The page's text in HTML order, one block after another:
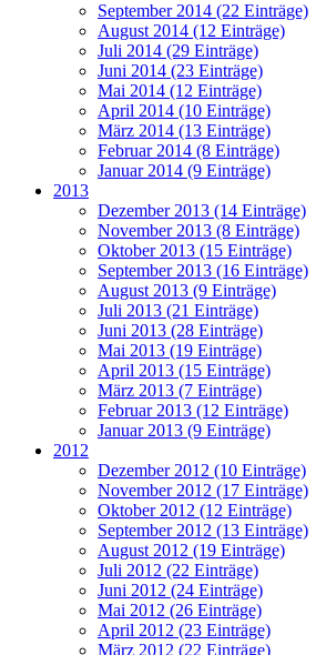
September 2014 (22 Einträge)
August 2014 (12 Einträge)
Juli 2014 (29 Einträge)
Juni 2014 (23 Einträge)
Mai 2014 (12 Einträge)
April 2014 (10 Einträge)
März 2014 (13 Einträge)
Februar 2014 (8 Einträge)
Januar 2014 (9 Einträge)
2013
Dezember 2013 (14 Einträge)
November 2013 (8 Einträge)
Oktober 2013 (15 Einträge)
September 2013 (16 Einträge)
August 2013 (9 Einträge)
Juli 2013 (21 Einträge)
Juni 2013 (28 Einträge)
Mai 2013 (19 Einträge)
April 2013 (15 Einträge)
März 2013 (7 Einträge)
Februar 2013 (12 Einträge)
Januar 2013 (9 Einträge)
2012
Dezember 2012 (10 Einträge)
November 2012 (17 Einträge)
Oktober 2012 (12 Einträge)
September 2012 (13 Einträge)
August 2012 (19 Einträge)
Juli 2012 (22 Einträge)
Juni 2012 (24 Einträge)
Mai 2012 (26 Einträge)
April 2012 (23 Einträge)
März 2012 (22 Einträge)